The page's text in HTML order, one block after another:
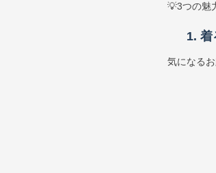
💡3つの魅
1. 着
気になる